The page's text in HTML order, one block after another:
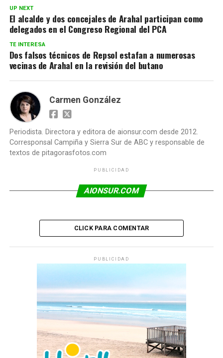
UP NEXT
El alcalde y dos concejales de Arahal participan como
delegados en el Congreso Regional del PCA
TE INTERESA
Dos falsos técnicos de Repsol estafan a numerosas
vecinas de Arahal en la revisión del butano
Carmen González
Periodista. Directora y editora de aionsur.com desde 2012.
Corresponsal Campiña y Sierra Sur de ABC y responsable de
textos de pitagorasfotos.com
PUBLICIDAD
AIONSUR.COM
CLICK PARA COMENTAR
PUBLICIDAD